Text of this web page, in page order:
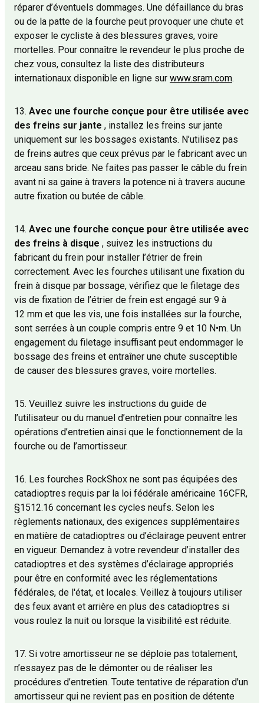
réparer d’éventuels dommages. Une défaillance du bras
ou de la patte de la fourche peut provoquer une chute et
exposer le cycliste à des blessures graves, voire
mortelles. Pour connaître le revendeur le plus proche de
chez vous, consultez la liste des distributeurs
internationaux disponible en ligne sur www.sram.com.
13. Avec une fourche conçue pour être utilisée avec
des freins sur jante , installez les freins sur jante
uniquement sur les bossages existants. N’utilisez pas
de freins autres que ceux prévus par le fabricant avec un
arceau sans bride. Ne faites pas passer le câble du frein
avant ni sa gaine à travers la potence ni à travers aucune
autre fixation ou butée de câble.
14. Avec une fourche conçue pour être utilisée avec
des freins à disque , suivez les instructions du
fabricant du frein pour installer l’étrier de frein
correctement. Avec les fourches utilisant une fixation du
frein à disque par bossage, vérifiez que le filetage des
vis de fixation de l’étrier de frein est engagé sur 9 à
12 mm et que les vis, une fois installées sur la fourche,
sont serrées à un couple compris entre 9 et 10 N•m. Un
engagement du filetage insuffisant peut endommager le
bossage des freins et entraîner une chute susceptible
de causer des blessures graves, voire mortelles.
15. Veuillez suivre les instructions du guide de
l’utilisateur ou du manuel d’entretien pour connaître les
opérations d’entretien ainsi que le fonctionnement de la
fourche ou de l’amortisseur.
16. Les fourches RockShox ne sont pas équipées des
catadioptres requis par la loi fédérale américaine 16CFR,
§1512.16 concernant les cycles neufs. Selon les
règlements nationaux, des exigences supplémentaires
en matière de catadioptres ou d’éclairage peuvent entrer
en vigueur. Demandez à votre revendeur d’installer des
catadioptres et des systèmes d’éclairage appropriés
pour être en conformité avec les réglementations
fédérales, de l'état, et locales. Veillez à toujours utiliser
des feux avant et arrière en plus des catadioptres si
vous roulez la nuit ou lorsque la visibilité est réduite.
17. Si votre amortisseur ne se déploie pas totalement,
n’essayez pas de le démonter ou de réaliser les
procédures d’entretien. Toute tentative de réparation d'un
amortisseur qui ne revient pas en position de détente